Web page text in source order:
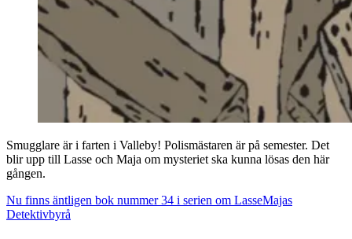
Smugglare är i farten i Valleby! Polismästaren är på semester. Det
blir upp till Lasse och Maja om mysteriet ska kunna lösas den här
gången.
Nu finns äntligen bok nummer 34 i serien om LasseMajas
Detektivbyrå